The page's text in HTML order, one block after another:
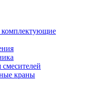
краны